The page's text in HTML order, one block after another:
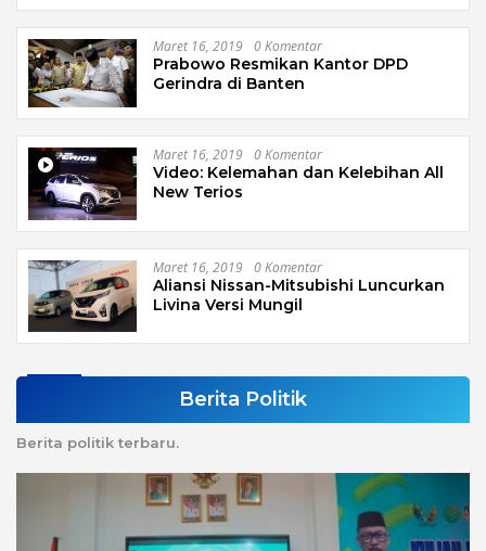
Maret 16, 2019 0 Komentar
Prabowo Resmikan Kantor DPD
Gerindra di Banten
Maret 16, 2019 0 Komentar
Video: Kelemahan dan Kelebihan All
New Terios
Maret 16, 2019 0 Komentar
Aliansi Nissan-Mitsubishi Luncurkan
Livina Versi Mungil
Berita Politik
Berita politik terbaru.